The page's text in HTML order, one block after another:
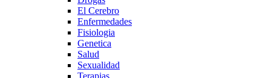
El Cerebro
Enfermedades
Fisiologia
Genetica
Salud
Sexualidad
Terapias